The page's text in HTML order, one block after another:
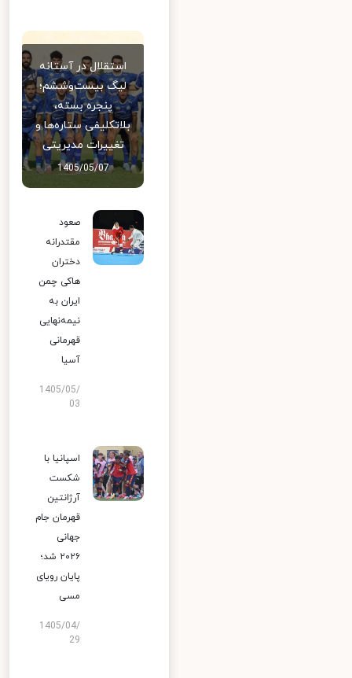
استقلال در آستانه
لیگ بیست‌وششم؛
پنجره بسته،
بلاتکلیفی ستاره‌ها و
تغییرات مدیریتی
1405/05/07
صعود
مقتدرانه
دختران
هاکی چمن
ایران به
نیمه‌نهایی
قهرمانی
آسیا
1405/05/
03
اسپانیا با
شکست
آرژانتین
قهرمان جام
جهانی
۲۰۲۶ شد؛
پایان رویای
مسی
1405/04/
29